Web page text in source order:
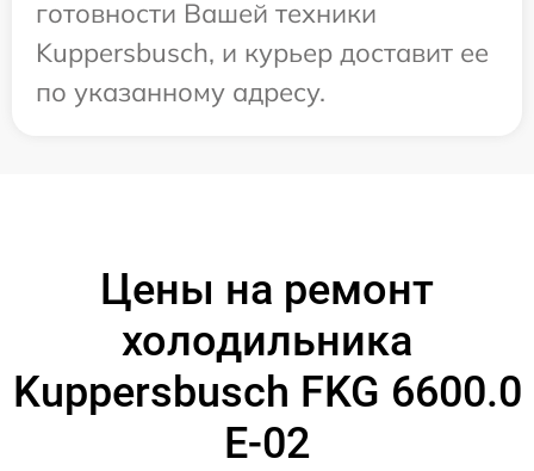
готовности Вашей техники
Kuppersbusch, и курьер доставит ее
по указанному адресу.
Цены на ремонт
холодильника
Kuppersbusch FKG 6600.0
E-02